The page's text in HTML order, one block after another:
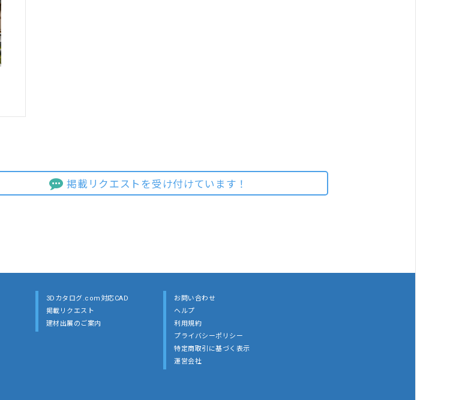
掲載リクエストを受け付けています！
3Dカタログ.com対応CAD
掲載リクエスト
建材出展のご案内
お問い合わせ
ヘルプ
利用規約
プライバシーポリシー
特定商取引に基づく表示
運営会社